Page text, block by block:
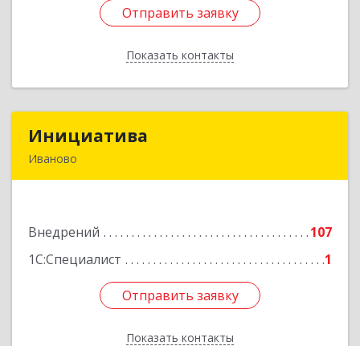
Отправить заявку
Показать контакты
Отправить заявку
Назад
Инициатива
Иваново
Внедрений
107
1С:Специалист
1
Отправить заявку
Показать контакты
Подробнее
Отправить заявку
Назад